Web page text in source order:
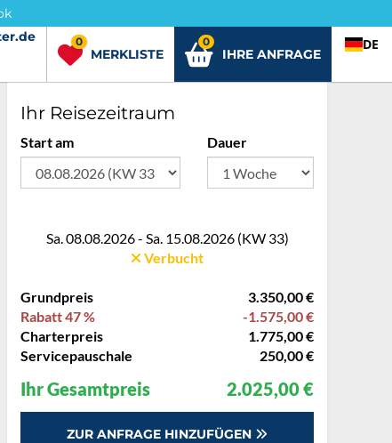
MERKLISTE
0
IHRE ANFRAGE
0 DE
Ihr Reisezeitraum
Start am Dauer
Sa. 08.08.2026 - Sa. 15.08.2026 (KW 33)
Verbucht
Grundpreis
3.350,00 €
Rabatt 47 %
-1.575,00 €
Charterpreis
1.775,00 €
Servicepauschale
250,00 €
Ihr Gesamtpreis 2.025,00 €
ZUR ANFRAGE HINZUFÜGEN